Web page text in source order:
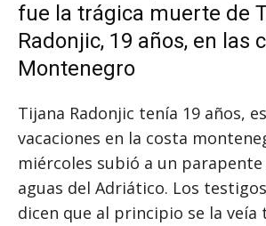
fue la trágica muerte de
Radonjic, 19 años, en las
Montenegro
Tijana Radonjic tenía 19 años,
vacaciones en la costa
miércoles subió a un
aguas del Adriático. Los
dicen que al principio se la veía